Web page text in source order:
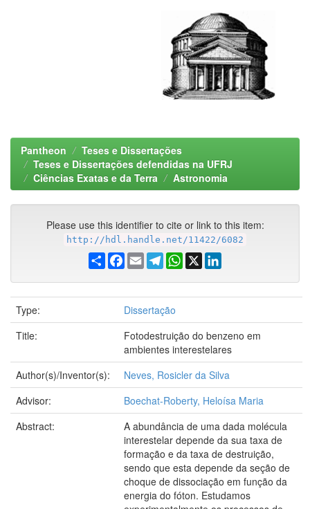
Pantheon
Teses e Dissertações
Teses e Dissertações defendidas na UFRJ
Ciências Exatas e da Terra
Astronomia
Please use this identifier to cite or link to this item:
http://hdl.handle.net/11422/6082
ShareFacebook
EmailTelegramWhatsApp
X
Type:
Dissertação
Title:
Fotodestruição do benzeno em
ambientes interestelares
Author(s)/Inventor(s):
Neves, Rosicler da Silva
Advisor:
Boechat-Roberty, Heloísa Maria
Abstract:
A abundância de uma dada molécula
interestelar depende da sua taxa de
formação e da taxa de destruição,
sendo que esta depende da seção de
choque de dissociação em função da
energia do fóton. Estudamos